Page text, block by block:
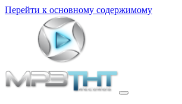
Перейти к основному содержимому